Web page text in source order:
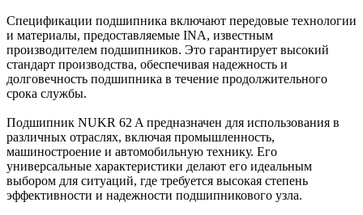
Спецификации подшипника включают передовые технологии
и материалы, предоставляемые INA, известным
производителем подшипников. Это гарантирует высокий
стандарт производства, обеспечивая надежность и
долговечность подшипника в течение продолжительного
срока службы.
Подшипник NUKR 62 A предназначен для использования в
различных отраслях, включая промышленность,
машиностроение и автомобильную технику. Его
универсальные характеристики делают его идеальным
выбором для ситуаций, где требуется высокая степень
эффективности и надежности подшипникового узла.